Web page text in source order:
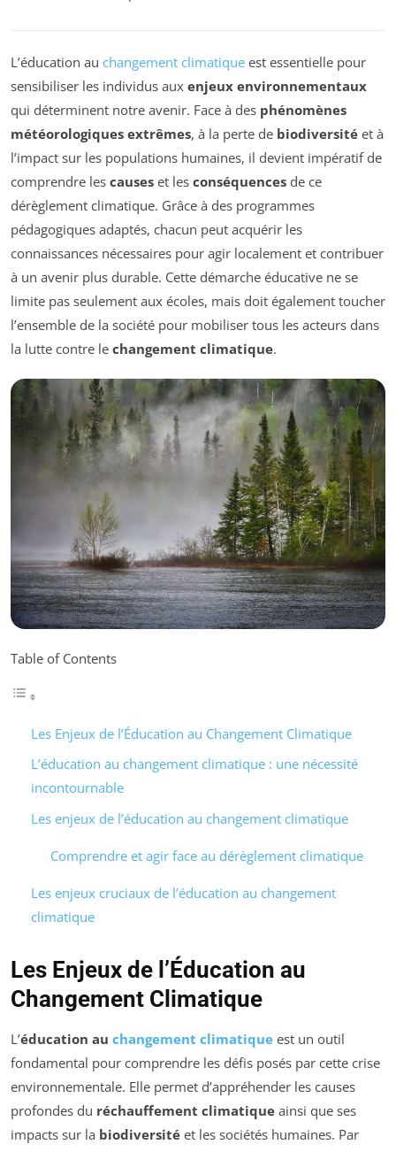
L’éducation au changement climatique est essentielle pour
sensibiliser les individus aux enjeux environnementaux
qui déterminent notre avenir. Face à des phénomènes
météorologiques extrêmes, à la perte de biodiversité et à
l’impact sur les populations humaines, il devient impératif de
comprendre les causes et les conséquences de ce
dérèglement climatique. Grâce à des programmes
pédagogiques adaptés, chacun peut acquérir les
connaissances nécessaires pour agir localement et contribuer
à un avenir plus durable. Cette démarche éducative ne se
limite pas seulement aux écoles, mais doit également toucher
l’ensemble de la société pour mobiliser tous les acteurs dans
la lutte contre le changement climatique.
Table of Contents
Les Enjeux de l’Éducation au Changement Climatique
L’éducation au changement climatique : une nécessité
incontournable
Les enjeux de l’éducation au changement climatique
Comprendre et agir face au dérèglement climatique
Les enjeux cruciaux de l’éducation au changement
climatique
Les Enjeux de l’Éducation au
Changement Climatique
L’éducation au changement climatique est un outil
fondamental pour comprendre les défis posés par cette crise
environnementale. Elle permet d’appréhender les causes
profondes du réchauffement climatique ainsi que ses
impacts sur la biodiversité et les sociétés humaines. Par